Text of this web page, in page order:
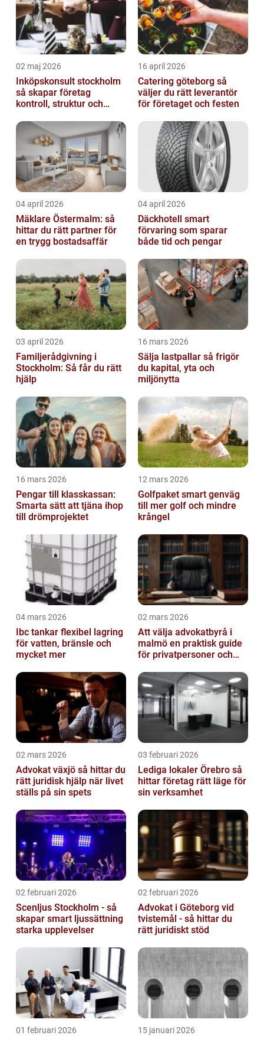
02 maj 2026
Inköpskonsult stockholm
så skapar företag
kontroll, struktur och
16 april 2026
Catering göteborg så
väljer du rätt leverantör
för företaget och festen
04 april 2026
Mäklare Östermalm: så
hittar du rätt partner för
en trygg bostadsaffär
04 april 2026
Däckhotell smart
förvaring som sparar
både tid och pengar
03 april 2026
Familjerådgivning i
Stockholm: Så får du rätt
hjälp
16 mars 2026
Sälja lastpallar så frigör
du kapital, yta och
miljönytta
16 mars 2026
Pengar till klasskassan:
Smarta sätt att tjäna ihop
till drömprojektet
12 mars 2026
Golfpaket smart genväg
till mer golf och mindre
krångel
04 mars 2026
Ibc tankar flexibel lagring
för vatten, bränsle och
mycket mer
02 mars 2026
Att välja advokatbyrå i
malmö en praktisk guide
för privatpersoner och
02 mars 2026
Advokat växjö så hittar du
rätt juridisk hjälp när livet
ställs på sin spets
03 februari 2026
Lediga lokaler Örebro så
hittar företag rätt läge för
sin verksamhet
02 februari 2026
Scenljus Stockholm - så
skapar smart ljussättning
starka upplevelser
02 februari 2026
Advokat i Göteborg vid
tvistemål - så hittar du
rätt juridiskt stöd
01 februari 2026 15 januari 2026